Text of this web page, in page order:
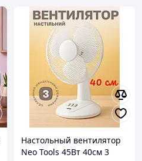
Настольный вентилятор
Neo Tools 45Вт 40см 3